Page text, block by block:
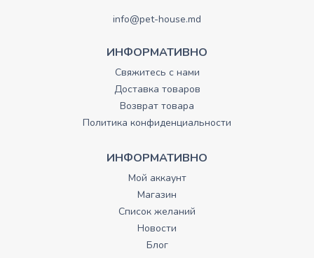
info@pet-house.md
ИНФОРМАТИВНО
Свяжитесь с нами
Доставка товаров
Возврат товара
Политика конфиденциальности
ИНФОРМАТИВНО
Мой аккаунт
Магазин
Список желаний
Новости
Блог